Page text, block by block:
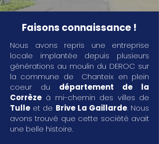
Faisons connaissance !
Nous avons repris une entreprise
locale implantée depuis plusieurs
générations au moulin du DEROC sur
la commune de Chanteix en plein
coeur du département de la
Corrèze à mi-chemin des villes de
Tulle et de Brive La Gaillarde. Nous
avons trouvé que cette société avait
une belle histoire.